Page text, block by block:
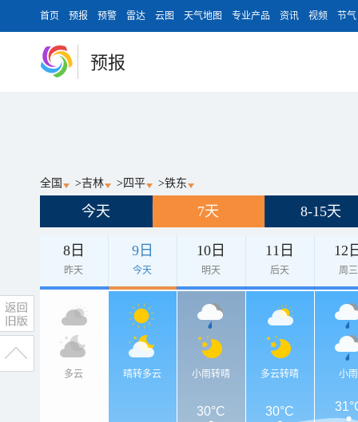
首页 预报 预警 雷达 云图 天气地图 专业产品 资讯 视频 节气
预报
全国 >吉林 > 四平 >铁东
今天 7天 8-15天
8日
昨天
9日
今天
10日
明天
11日
后天
12
周三
多云 晴转多云 小雨转晴 多云转晴 小雨
30°C 30°C